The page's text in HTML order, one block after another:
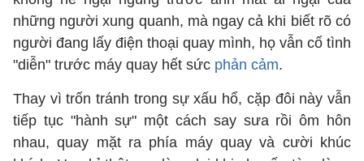
những người xung quanh, mà ngay cả khi biết rõ có
người đang lấy điện thoại quay mình, họ vẫn cố tình
"diễn" trước máy quay hết sức phản cảm.
Thay vì trốn tránh trong sự xấu hổ, cặp đôi này vẫn
tiếp tục "hành sự" một cách say sưa rồi ôm hôn
nhau, quay mặt ra phía máy quay và cười khúc